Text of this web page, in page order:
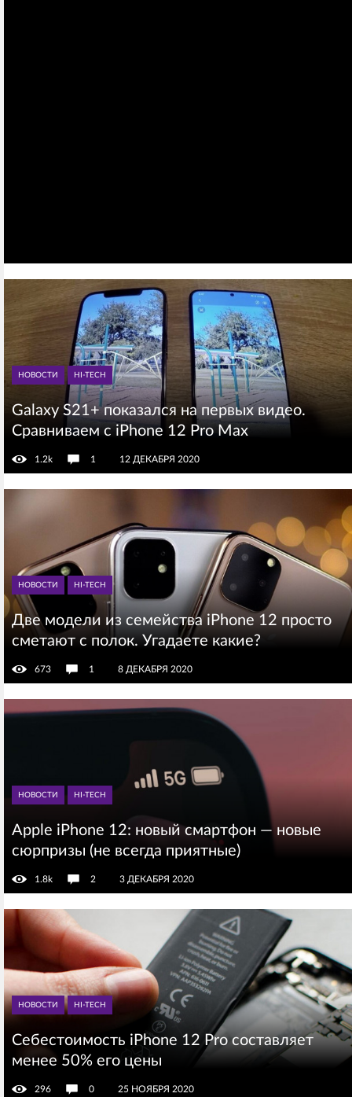
НОВОСТИ HI-TECH
Galaxy S21+ показался на первых видео.
Сравниваем с iPhone 12 Pro Max
1.2k 1 12 ДЕКАБРЯ 2020
НОВОСТИ HI-TECH
Две модели из семейства iPhone 12 просто
сметают с полок. Угадаете какие?
673 1 8 ДЕКАБРЯ 2020
НОВОСТИ HI-TECH
Apple iPhone 12: новый смартфон — новые
сюрпризы (не всегда приятные)
1.8k 2 3 ДЕКАБРЯ 2020
НОВОСТИ HI-TECH
Себестоимость iPhone 12 Pro составляет
менее 50% его цены
296 0 25 НОЯБРЯ 2020